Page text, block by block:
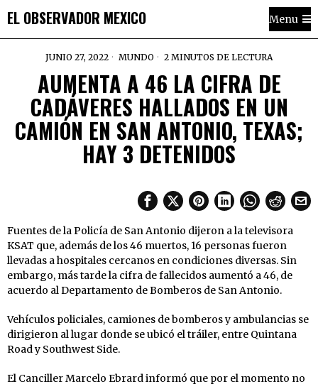
EL OBSERVADOR MEXICO Menu
JUNIO 27, 2022 MUNDO 2 MINUTOS DE LECTURA
AUMENTA A 46 LA CIFRA DE
CADÁVERES HALLADOS EN UN
CAMIÓN EN SAN ANTONIO, TEXAS;
HAY 3 DETENIDOS
Fuentes de la Policía de San Antonio dijeron a la televisora
KSAT que, además de los 46 muertos, 16 personas fueron
llevadas a hospitales cercanos en condiciones diversas. Sin
embargo, más tarde la cifra de fallecidos aumentó a 46, de
acuerdo al Departamento de Bomberos de San Antonio.
Vehículos policiales, camiones de bomberos y ambulancias se
dirigieron al lugar donde se ubicó el tráiler, entre Quintana
Road y Southwest Side.
El Canciller Marcelo Ebrard informó que por el momento no